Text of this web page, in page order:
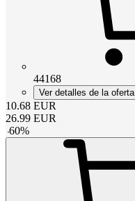
44168
Ver detalles de la oferta
10.68 EUR
26.99 EUR
-60%